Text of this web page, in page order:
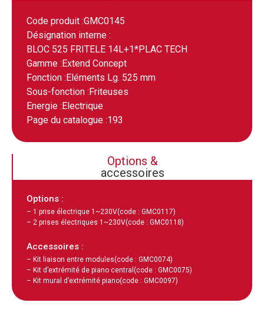
Code produit :GMC0145
Désignation interne :
BLOC 525 FRITELE 14L+1*PLAC TECH
Gamme :Extend Concept
Fonction :Eléments Lg. 525 mm
Sous-fonction :Friteuses
Energie :Electrique
Page du catalogue :193
Options &
accessoires
Options :
– 1 prise électrique 1~230V(code : GMC0117)
– 2 prises électriques 1~230V(code : GMC0118)
Accessoires :
– Kit liaison entre modules(code : GMC0074)
– Kit d’extrémité de piano central (code : GMC0075)
– Kit mural d’extrémité piano(code : GMC0097)